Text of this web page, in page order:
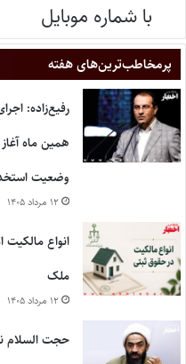
با شماره موبایل
پر‌مخاطب‌ترین‌های هفته
رفیع‌زاده:
همین ماه
وضعیت
۱۲ مرداد ۱۴۰۵
ملک
۱۲ مرداد ۱۴۰۵
حجت السلام